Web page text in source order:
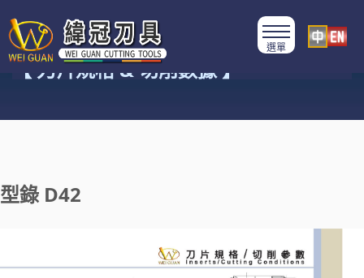
產品類別
【 刀片規格 & 切削數據 】
型錄 D42